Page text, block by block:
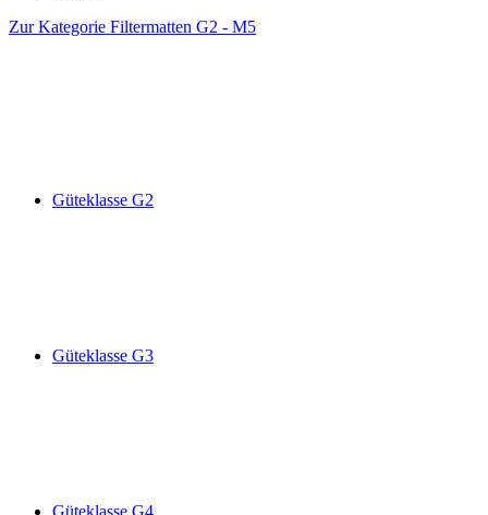
Zur Kategorie Filtermatten G2 - M5
Güteklasse G2
Güteklasse G3
Güteklasse G4